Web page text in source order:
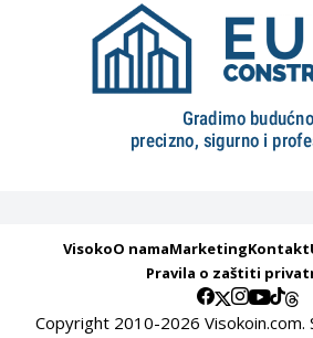
VisokoO namaMarketingKontakt
Pravila o zaštiti
Copyright 2010-2026 Visokoin.com.